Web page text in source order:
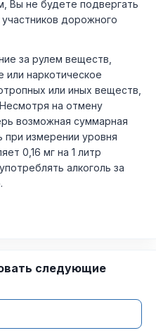
Вы не будете подвергать
дорожного
за рулем веществ,
или наркотическое
или иных веществ,
на отмену
возможная суммарная
при измерении уровня
0,16 мг на 1 литр
алкоголь за
следующие